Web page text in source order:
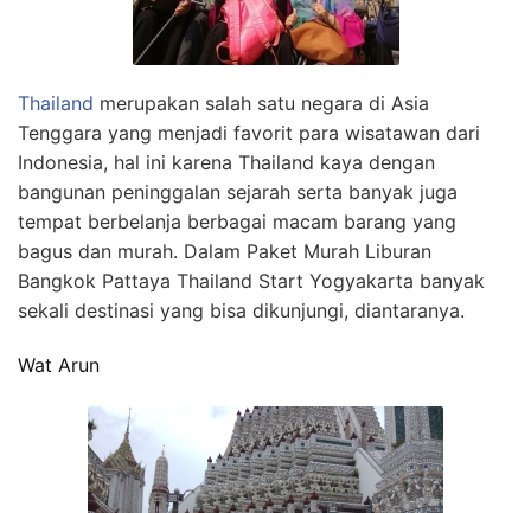
Thailand merupakan salah satu negara di Asia
Tenggara yang menjadi favorit para wisatawan dari
Indonesia, hal ini karena Thailand kaya dengan
bangunan peninggalan sejarah serta banyak juga
tempat berbelanja berbagai macam barang yang
bagus dan murah. Dalam Paket Murah Liburan
Bangkok Pattaya Thailand Start Yogyakarta banyak
sekali destinasi yang bisa dikunjungi, diantaranya.
Wat Arun